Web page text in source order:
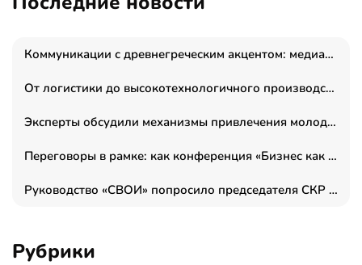
Коммуникации с древнегреческим акцентом: медиаменеджер и журналист Владимир Дергачев запустил коммуникационное агентство «Сократ 2.0»
От логистики до высокотехнологичного производства: как основатель “гагаринга” выстраивает экосистему безопасности и гражданских БПЛА
Эксперты обсудили механизмы привлечения молодых специалистов в промышленные города
Переговоры в рамке: как конференция «Бизнес как искусство» переформатирует деловой этикет в стенах ТПП РФ
Руководство «СВОИ» попросило председателя СКР дать правовую оценку обысков в тыловом штабе
Рубрики